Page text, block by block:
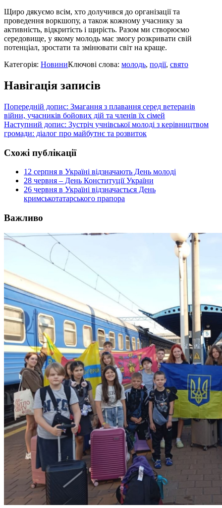
Щиро дякуємо всім, хто долучився до організації та
проведення воркшопу, а також кожному учаснику за
активність, відкритість і щирість. Разом ми створюємо
середовище, у якому молодь має змогу розкривати свій
потенціал, зростати та змінювати світ на краще.
Категорія: НовиниКлючові слова: молодь, події, свято
Навігація записів
Попередній допис: Змагання з плавання серед ветеранів
війни, учасників бойових дій та членів їх сімей
Наступний допис: Зустріч учнівської молоді з керівництвом
громади: діалог про майбутнє та розвиток
Схожі публікації
12 серпня в Україні відзначають День молоді
28 червня – День Конституції України
26 червня в Україні відзначається День
кримськотатарського прапора
Важливо